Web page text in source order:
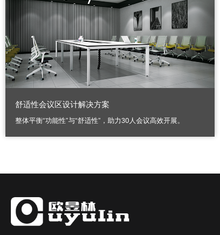
舒适性会议区设计解决方案
整体平衡“功能性”与“舒适性”，助力30人会议高效开展。